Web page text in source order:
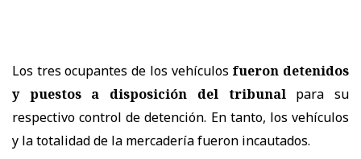
Los tres ocupantes de los vehículos fueron detenidos
y puestos a disposición del tribunalpara su
respectivo control de detención. En tanto, los vehículos
y la totalidad de la mercadería fueron incautados.